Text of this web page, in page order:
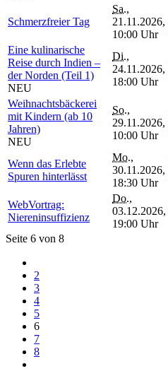
Schmerzfreier Tag
Sa.,
21.11.2026,
10:00 Uhr
Eine kulinarische
Reise durch Indien –
der Norden (Teil 1)
NEU
Di.,
24.11.2026,
18:00 Uhr
Weihnachtsbäckerei
mit Kindern (ab 10
Jahren)
NEU
So.,
29.11.2026,
10:00 Uhr
Wenn das Erlebte
Spuren hinterlässt
Mo.,
30.11.2026,
18:30 Uhr
WebVortrag:
Niereninsuffizienz
Do.,
03.12.2026,
19:00 Uhr
Seite 6 von 8
2
3
4
5
6
7
8